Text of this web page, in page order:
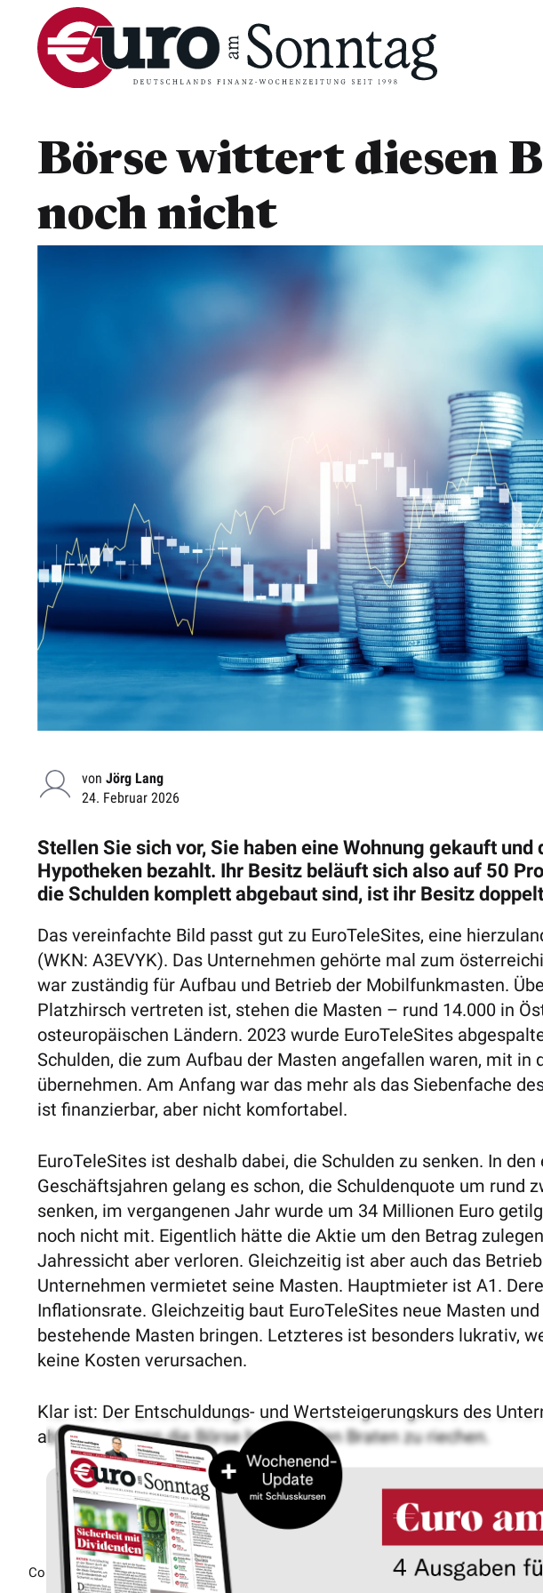
Börse wittert diesen
noch nicht
von Jörg Lang
24. Februar 2026
Stellen Sie sich vor, Sie haben eine Wohnung gekauft
Hypotheken bezahlt. Ihr Besitz beläuft sich also auf 50
die Schulden komplett abgebaut sind, ist ihr Besitz
Das vereinfachte Bild passt gut zu EuroTeleSites, eine
(WKN: A3EVYK). Das Unternehmen gehörte mal zum
war ­zuständig für Aufbau und Betrieb der Mobilfunkmasten.
Platzhirsch vertreten ist, stehen die Masten – rund 14.000 in
osteuropäischen Ländern. 2023 wurde EuroTeleSites
Schulden, die zum Aufbau der Masten angefallen waren, mit in
übernehmen. Am Anfang war das mehr als das Siebenfache
ist finanzierbar, aber nicht komfortabel.
EuroTeleSites ist deshalb dabei, die Schulden zu senken. In
Geschäftsjahren gelang es schon, die Schuldenquote um rund
senken, im vergangenen Jahr wurde um 34 Millionen Euro
noch nicht mit. Eigentlich hätte die Aktie um den Betrag
Jahressicht aber verloren. Gleichzeitig ist aber auch das
Unternehmen vermietet seine Masten. Hauptmieter ist A1.
Inflationsrate. Gleichzeitig baut EuroTeleSites neue Masten
bestehende Masten bringen. Letzteres ist besonders lukrativ,
keine Kosten verursachen.
Klar ist: Der Entschuldungs- und Wert­steigerungskurs des
abwarten, wann die Börse beginnt, den Braten zu riechen.
Copyright © 2026 Börsenmedien AG